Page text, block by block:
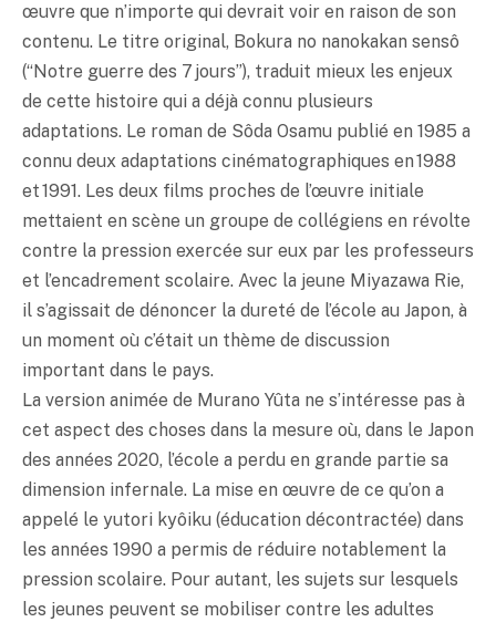
œuvre que n’importe qui devrait voir en raison de son
contenu. Le titre original, Bokura no nanokakan sensô
(“Notre guerre des 7 jours”), traduit mieux les enjeux
de cette histoire qui a déjà connu plusieurs
adaptations. Le roman de Sôda Osamu publié en 1985 a
connu deux adaptations cinématographiques en 1988
et 1991. Les deux films proches de l’œuvre initiale
mettaient en scène un groupe de collégiens en révolte
contre la pression exercée sur eux par les professeurs
et l’encadrement scolaire. Avec la jeune Miyazawa Rie,
il s’agissait de dénoncer la dureté de l’école au Japon, à
un moment où c’était un thème de discussion
important dans le pays.
La version animée de Murano Yûta ne s’intéresse pas à
cet aspect des choses dans la mesure où, dans le Japon
des années 2020, l’école a perdu en grande partie sa
dimension infernale. La mise en œuvre de ce qu’on a
appelé le yutori kyôiku (éducation décontractée) dans
les années 1990 a permis de réduire notablement la
pression scolaire. Pour autant, les sujets sur lesquels
les jeunes peuvent se mobiliser contre les adultes